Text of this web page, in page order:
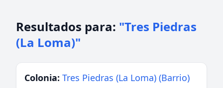
Resultados para: "Tres Piedras
(La Loma)"
Colonia: Tres Piedras (La Loma) (Barrio)